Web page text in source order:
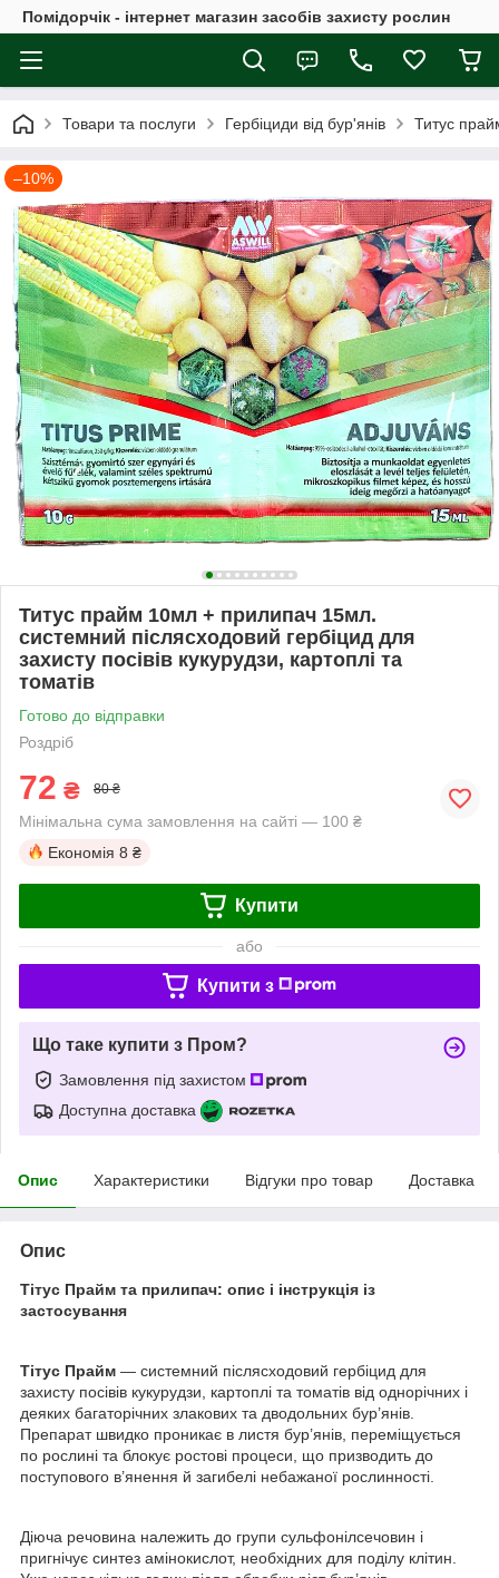
Помідорчік - інтернет магазин засобів захисту рослин
Товари та послуги Гербіциди від бур'янів Титус
–10%
Титус прайм 10мл + прилипач 15мл.
системний післясходовий гербіцид для
захисту посівів кукурудзи, картоплі та
томатів
Готово до відправки
Роздріб
72 ₴ 80 ₴
Мінімальна сума замовлення на сайті — 100 ₴
Економія 8 ₴
Купити
або
Купити з
Що таке купити з Пром?
Замовлення під захистом
Доступна доставка
Опис Характеристики Відгуки про товар Доставка
Опис
Тітус Прайм та прилипач: опис і інструкція із
застосування
Тітус Прайм — системний післясходовий гербіцид для
захисту посівів кукурудзи, картоплі та томатів від однорічних і
деяких багаторічних злакових та дводольних бур’янів.
Препарат швидко проникає в листя бур’янів, переміщується
по рослині та блокує ростові процеси, що призводить до
поступового в’янення й загибелі небажаної рослинності.
Діюча речовина належить до групи сульфонілсечовин і
пригнічує синтез амінокислот, необхідних для поділу клітин.